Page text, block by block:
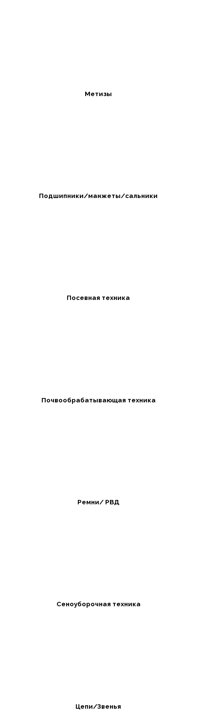
Метизы
Подшипники/манжеты/сальники
Посевная техника
Почвообрабатывающая техника
Ремни/ РВД
Сеноуборочная техника
Цепи/Звенья